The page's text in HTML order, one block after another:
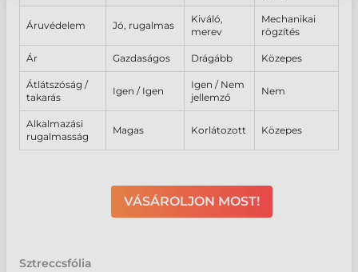
Áruvédelem Jó, rugalmas
Kiváló,
merev
Mechanikai
rögzítés
Ár Gazdaságos Drágább Közepes
Átlátszóság /
takarás
Igen / Igen
Igen / Nem
jellemző
Nem
Alkalmazási
rugalmasság
Magas Korlátozott Közepes
VÁSÁROLJON MOST!
Sztreccsfólia